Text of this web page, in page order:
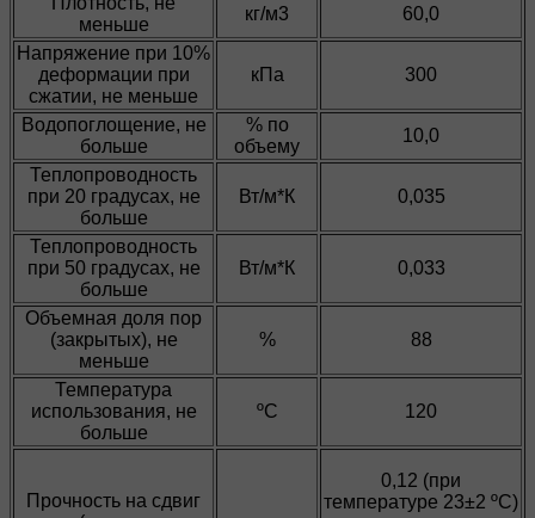
меньше
кг/м3
60,0
Напряжение при 10%
деформации при
сжатии, не меньше
кПа 300
Водопоглощение, не
больше
% по
объему
10,0
Теплопроводность
при 20 градусах, не
больше
Вт/м*К 0,035
Теплопроводность
при 50 градусах, не
больше
Вт/м*К 0,033
Объемная доля пор
(закрытых), не
меньше
% 88
Температура
использования, не
больше
ºС 120
Прочность на сдвиг
0,12 (при
температуре 23±2 ºС)